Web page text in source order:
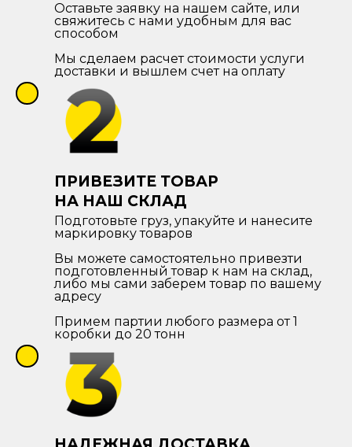
Оставьте заявку на нашем сайте, или
свяжитесь с нами удобным для вас
способом
Мы сделаем расчет стоимости услуги
доставки и вышлем счет на оплату
ПРИВЕЗИТЕ ТОВАР
НА НАШ СКЛАД
Подготовьте груз, упакуйте и нанесите
маркировку товаров
Вы можете самостоятельно привезти
подготовленный товар к нам на склад,
либо мы сами заберем товар по вашему
адресу
Примем партии любого размера от 1
коробки до 20 тонн